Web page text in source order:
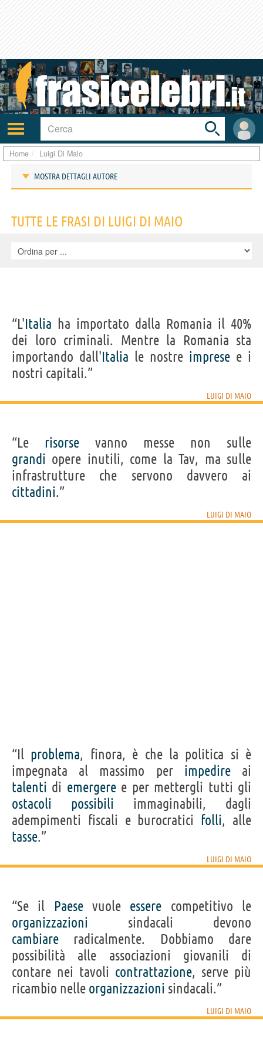
Attiva/disattiva
navigazione
User
area
Toggle
search
bar
Home Luigi Di Maio
MOSTRA DETTAGLI AUTORE
IDENTIKIT E DATI ANAGRAFICI
Nome
Cognome Di Maio
6 luglio 1986
Sesso maschile
Nazionalità italiana
Professione politico
Personaggi affini per PROFESSIONE CONTENUTI
TUTTE LE FRASI DI LUIGI DI MAIO
“L'Italia ha importato dalla Romania il 40%
dei loro criminali. Mentre la Romania sta
importando dall'Italia le nostre imprese e i
nostri capitali.”
LUIGI DI MAIO
“Le risorse vanno messe non sulle
grandi opere inutili, come la Tav, ma sulle
infrastrutture che servono davvero ai
cittadini.”
LUIGI DI MAIO
“Il problema, finora, è che la politica si è
impegnata al massimo per impedireai
talenti di emergeree per mettergli tutti gli
ostacoli
possibili immaginabili, dagli
adempimenti fiscali e burocratici folli, alle
tasse.”
LUIGI DI MAIO
“Se il Paesevuole essere competitivo le
organizzazioni sindacali devono
cambiare radicalmente. Dobbiamo dare
possibilità alle associazioni giovanili di
contare nei tavoli contrattazione, serve più
ricambio nelle organizzazioni sindacali.”
LUIGI DI MAIO